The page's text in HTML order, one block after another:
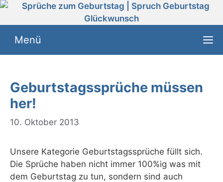
Zum
Menü
Geburtstagssprüche müssen
her!
10. Oktober 2013
Unsere Kategorie Geburtstagssprüche füllt sich.
Die Sprüche haben nicht immer 100%ig was mit
dem Geburtstag zu tun, sondern sind auch